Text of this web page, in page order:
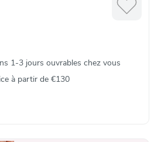
1-3 jours ouvrables chez vous
à partir de €130